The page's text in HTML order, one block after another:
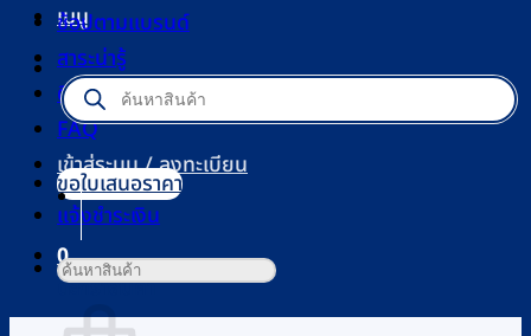
เมนู
Products
search
เข้าสู่ระบบ / ลงทะเบียน
0
ตะกร้าสินค้า
ช้อปตามแบรนด์
สาระน่ารู้
ติดต่อเรา
FAQ
ขอใบเสนอราคา
แจ้งชำระเงิน
ค้นหา: